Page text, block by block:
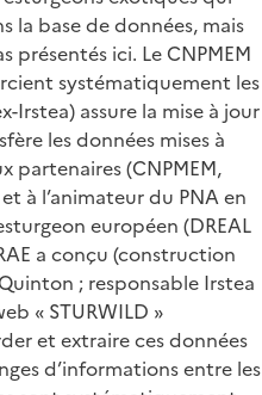
la base de données, mais
présentés ici. Le CNPMEM
systématiquement les
Irstea) assure la mise à jour
les données mises à
partenaires (CNPMEM,
à l’animateur du PNA en
européen (DREAL
a conçu (construction
; responsable Irstea
« STURWILD »
et extraire ces données
d’informations entre les